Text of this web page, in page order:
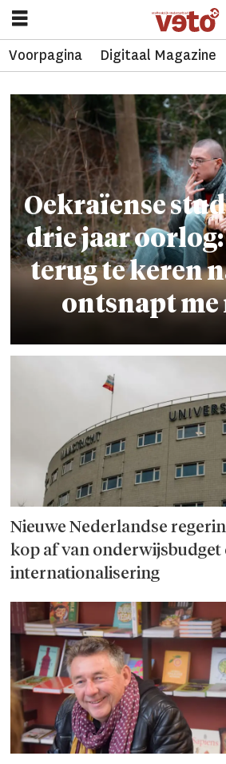
Voorpagina Digitaal Magazine
Tag:
lara
turgut
Oekraïense
drie jaar oor­log:
terug te keren
ontsnapt
Nieuwe Nederlandse
kop af van onderwijsbudget
internationalisering